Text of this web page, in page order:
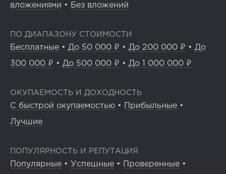
вложениями • Без вложений
ПО ДИАПАЗОНУ СТОИМОСТИ
Бесплатные • До 50 000 ₽ • До 200 000 ₽ • До
300 000 ₽ • До 500 000 ₽ • До 1 000 000 ₽
ОКУПАЕМОСТЬ И ДОХОДНОСТЬ
С быстрой окупаемостью • Прибыльные •
Лучшие
ПОПУЛЯРНОСТЬ И РЕПУТАЦИЯ
Популярные • Успешные • Проверенные •